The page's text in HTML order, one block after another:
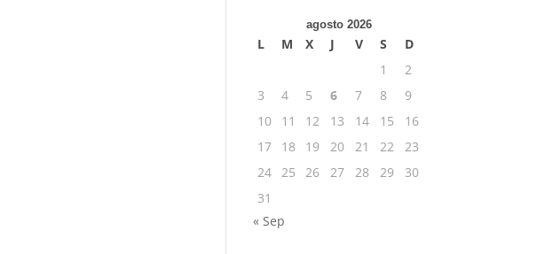
agosto 2026
L M X J V S
D
1
2
3
4 5 6 7 8
9
10
11 12 13 14 15
16
17
18 19 20 21 22
23
24 25 26 27 28 29
30
31
« Sep